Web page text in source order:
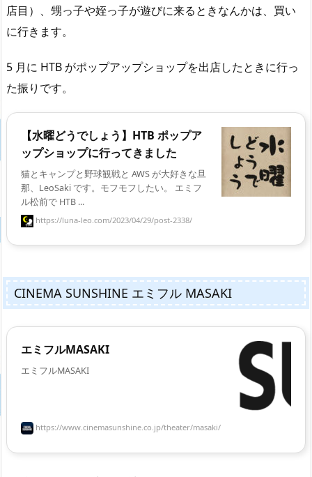
店目）、甥っ子や姪っ子が遊びに来るときなんかは、買い
に行きます。
5 月に HTB がポップアップショップを出店したときに行っ
た振りです。
【水曜どうでしょう】HTB ポップア
ップショップに行ってきました
猫とキャンプと野球観戦と AWS が大好きな旦
那、LeoSaki です。モフモフしたい。 エミフ
ル松前で HTB ...
https://luna-leo.com/2023/04/29/post-2338/
CINEMA SUNSHINE エミフル MASAKI
エミフルMASAKI
エミフルMASAKI
https://www.cinemasunshine.co.jp/theater/masaki/